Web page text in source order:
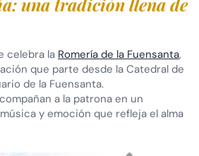
una tradición llena de
celebra la Romería de la Fuensanta,
que parte desde la Catedral de
de la Fuensanta.
a la patrona en un
y emoción que refleja el alma